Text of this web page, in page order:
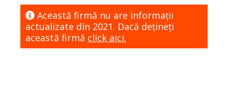
Această firmă nu are informaţii
actualizate din 2021. Dacă dețineți
această firmă click aici.